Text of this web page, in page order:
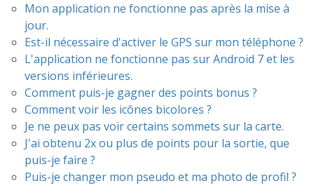
Mon application ne fonctionne pas après la mise à
jour.
Est-il nécessaire d'activer le GPS sur mon téléphone ?
L'application ne fonctionne pas sur Android 7 et les
versions inférieures.
Comment puis-je gagner des points bonus ?
Comment voir les icônes bicolores ?
Je ne peux pas voir certains sommets sur la carte.
J'ai obtenu 2x ou plus de points pour la sortie, que
puis-je faire ?
Puis-je changer mon pseudo et ma photo de profil ?